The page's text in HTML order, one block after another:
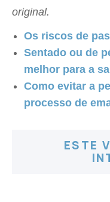
original.
Os riscos de
Sentado ou de
melhor para a
Como evitar a
processo de
ESTE